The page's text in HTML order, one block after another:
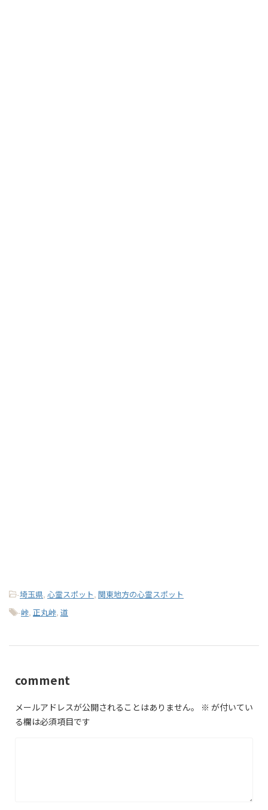
-埼玉県, 心霊スポット, 関東地方の心霊スポット
-峠, 正丸峠, 道
comment
メールアドレスが公開されることはありません。 ※ が付いてい
る欄は必須項目です